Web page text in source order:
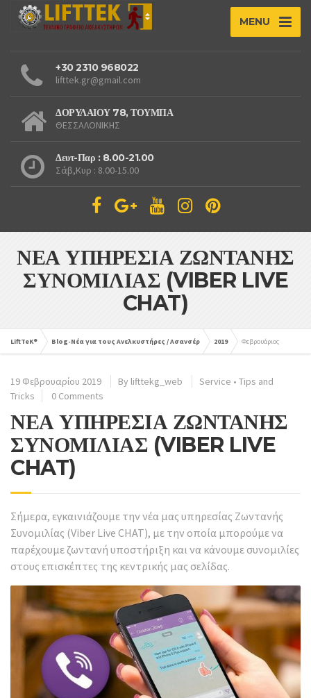
MENU
+30 2310 968022
lifttek.gr@gmail.com
ΔΟΡΥΛΑΙΟΥ 78, ΤΟΥΜΠΑ
ΘΕΣΣΑΛΟΝΙΚΗΣ
Δευτ-Παρ : 8.00-21.00
Σάβ,Κυρ : 8.00-15.00
ΝΕΑ ΥΠΗΡΕΣΙΑ ΖΩΝΤΑΝΗΣ
ΣΥΝΟΜΙΛΙΑΣ (VIBER LIVE
CHAT)
LiftTeK® Blog-Νέα για τους Ανελκυστήρες / Ασανσέρ 2019 Φεβρουάριος
19 Φεβρουαρίου 2019 By lifttekg_web Service • Tips and
Tricks
0 Comments
ΝΕΑ ΥΠΗΡΕΣΙΑ ΖΩΝΤΑΝΗΣ
ΣΥΝΟΜΙΛΙΑΣ (VIBER LIVE
CHAT)
Σήμερα, εγκαινιάζουμε την νέα μας υπηρεσίας Ζωντανής
Συνομιλίας (Viber Live CHAT), με την οποία μπορούμε να
παρέχουμε ζωντανή υποστήριξη και να κάνουμε συνομιλίες
στους επισκέπτες της κεντρικής μας σελίδας.